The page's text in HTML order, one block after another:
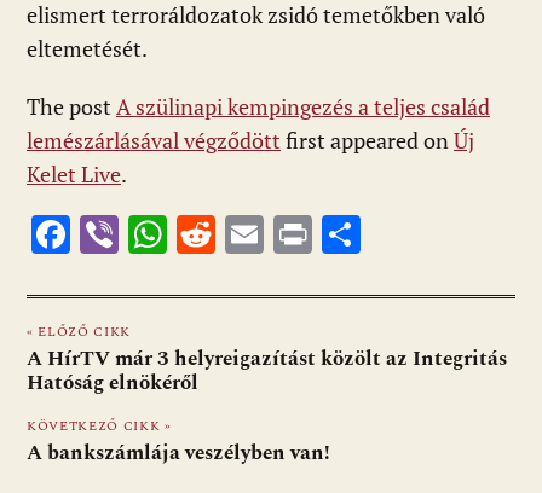
elismert terroráldozatok zsidó temetőkben való
eltemetését.
The post A szülinapi kempingezés a teljes család
lemészárlásával végződött first appeared on Új
Kelet Live.
F
e
b
o
o
k
Vi
er
W
at
s
A
p
p
R
d
di
E
ai
l
Pr
t za
m
« ELŐZŐ CIKK
A HírTV már 3 helyreigazítást közölt az Integritás
Hatóság elnökéről
KÖVETKEZŐ CIKK »
A bankszámlája veszélyben van!